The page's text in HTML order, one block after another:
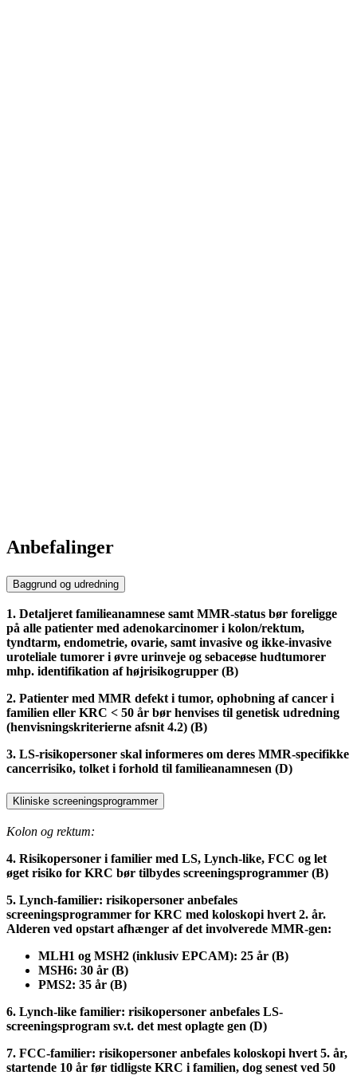
Anbefalinger
Baggrund og udredning
1. Detaljeret familieanamnese samt MMR-status bør foreligge
på alle patienter med adenokarcinomer i kolon/rektum,
tyndtarm, endometrie, ovarie, samt invasive og ikke-invasive
uroteliale tumorer i øvre urinveje og sebaceøse hudtumorer
mhp. identifikation af højrisikogrupper (B)
2. Patienter med MMR defekt i tumor, ophobning af cancer i
familien eller KRC < 50 år bør henvises til genetisk udredning
(henvisningskriterierne afsnit 4.2) (B)
3. LS-risikopersoner skal informeres om deres MMR-specifikke
cancerrisiko, tolket i forhold til familieanamnesen (D)
Kliniske screeningsprogrammer
Kolon og rektum:
4. Risikopersoner i familier med LS, Lynch-like, FCC og let
øget risiko for KRC bør tilbydes screeningsprogrammer (B)
5. Lynch-familier: risikopersoner anbefales
screeningsprogrammer for KRC med koloskopi hvert 2. år.
Alderen ved opstart afhænger af det involverede MMR-gen:
MLH1 og MSH2 (inklusiv EPCAM): 25 år (B)
MSH6: 30 år (B)
PMS2: 35 år (B)
6. Lynch-like familier: risikopersoner anbefales LS-
screeningsprogram sv.t. det mest oplagte gen (D)
7. FCC-familier: risikopersoner anbefales koloskopi hvert 5. år,
startende 10 år før tidligste KRC i familien, dog senest ved 50